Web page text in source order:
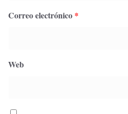
Correo electrónico *
Web